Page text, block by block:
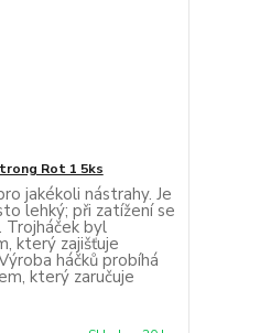
Rot 1 5ks
jakékoli nástrahy. Je
lehký; při zatížení se
Trojháček byl
který zajišťuje
háčků probíhá
který zaručuje